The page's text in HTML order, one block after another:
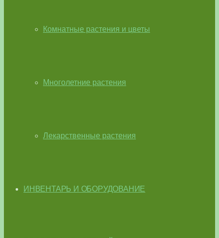
Комнатные растения и цветы
Многолетние растения
Лекарственные растения
ИНВЕНТАРЬ И ОБОРУДОВАНИЕ